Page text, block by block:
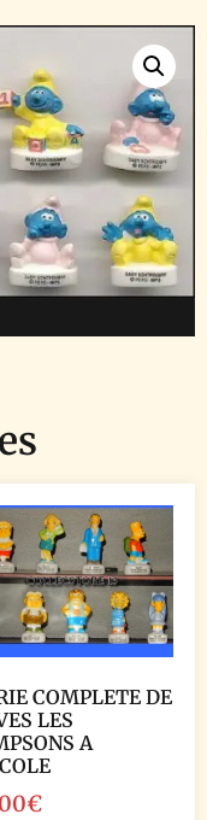
COMPLETE DE
LES
A
€